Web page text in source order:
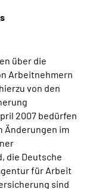
über die
Arbeitnehmern
von den
2007 bedürfen
Änderungen im
die Deutsche
für Arbeit
sind